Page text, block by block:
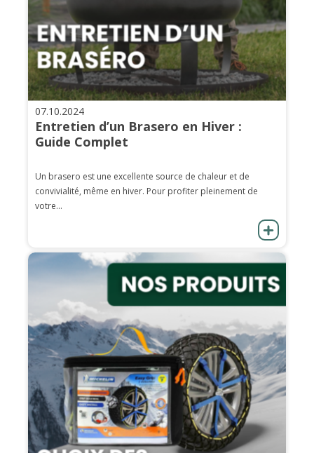
07.10.2024
Entretien d’un Brasero en Hiver :
Guide Complet
Un brasero est une excellente source de chaleur et de
convivialité, même en hiver. Pour profiter pleinement de
votre...